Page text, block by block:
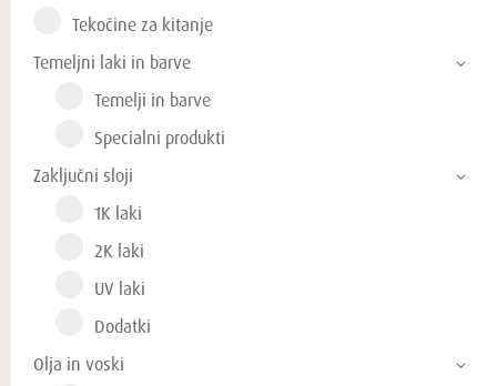
Tekočine za kitanje
Temeljni laki in barve
Temelji in barve
Specialni produkti
Zaključni sloji
1K laki
2K laki
UV laki
Dodatki
Olja in voski